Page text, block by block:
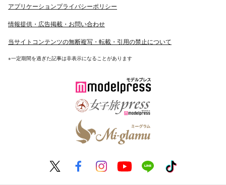
アプリケーションプライバシーポリシー
情報提供・広告掲載・お問い合わせ
当サイトコンテンツの無断複写・転載・引用の禁止について
※一定期間を過ぎた記事は非表示になることがあります